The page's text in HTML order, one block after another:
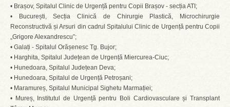
• Brașov, Spitalul Clinic de Urgență pentru Copii Brașov - secția ATI;
• București, Secția Clinică de Chirurgie Plastică, Microchirurgie
Reconstructivă și Arsuri din cadrul Spitalului Clinic de Urgență pentru Copii
„Grigore Alexandrescu”;
• Galați - Spitalul Orășenesc Tg. Bujor;
• Harghita, Spitalul Județean de Urgență Miercurea-Ciuc;
• Hunedoara, Spitalul Județean Deva;
• Hunedoara, Spitalul de Urgență Petroșani;
• Maramureș, Spitalul Municipal Sighetu Marmației;
• Mureș, Institutul de Urgență pentru Boli Cardiovasculare și Transplant